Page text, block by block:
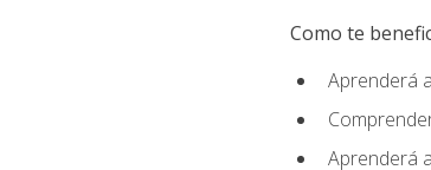
Como te
Aprenderá
Aprenderá